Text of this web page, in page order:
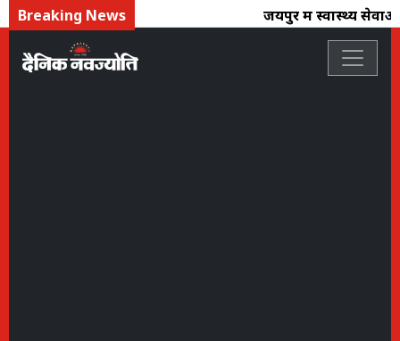
Breaking News जयपुर में स्वास्थ्य सेवाओं